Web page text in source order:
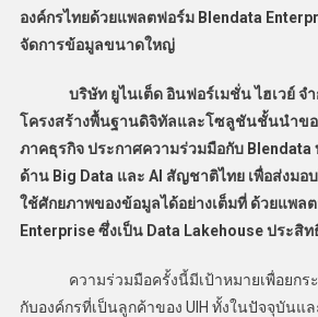
องค์กรไทยด้วยแพลตฟอร์ม Blendata
จัดการข้อมูลขนาดใหญ่
บริษัท ยูไนเต็ด อินฟอร์เมชั่น ไฮเวย์ จ
โครงสร้างพื้นฐานดิจิทัลและโซลูชันชั้นนำขอ
ภาคธุรกิจ ประกาศความร่วมมือกับ Blendata
ด้าน Big Data และ AI สัญชาติไทย เพื่อส่งม
ใช้ศักยภาพของข้อมูลได้อย่างเต็มที่ ด้วยแพล
Enterprise ซึ่งเป็น Data Lakehouse ประสิ
ความร่วมมือครั้งนี้มีเป้าหมายเพื่อยกระ
กับองค์กรที่เป็นลูกค้าของ UIH ทั้งในปัจจุบันแ